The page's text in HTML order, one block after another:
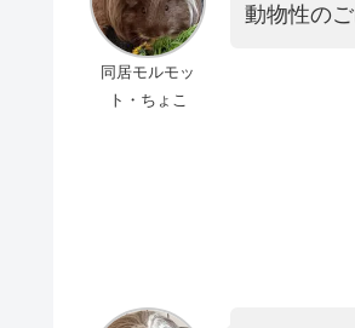
同居モルモッ
ト・ちょこ
動物性の